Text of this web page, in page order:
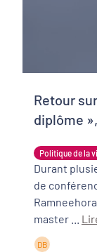
Politique de la
Retour
diplôme
Grande
Durant
de
D B